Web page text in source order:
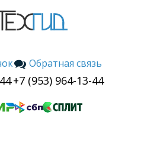
Обратная связь
+7 (953) 964-13-44